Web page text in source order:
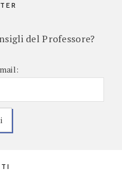
del Professore?